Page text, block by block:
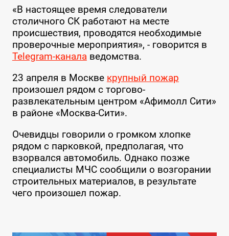
«В настоящее время следователи
столичного СК работают на месте
происшествия, проводятся необходимые
проверочные мероприятия», - говорится в
Telegram-каналаведомства.
23 апреля в Москве крупный пожар
произошел рядом с торгово-
развлекательным центром «Афимолл Сити»
в районе «Москва-Сити».
Очевидцы говорили о громком хлопке
рядом с парковкой, предполагая, что
взорвался автомобиль. Однако позже
специалисты МЧС сообщили о возгорании
строительных материалов, в результате
чего произошел пожар.